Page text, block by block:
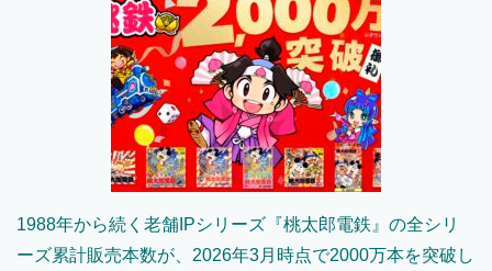
1988年から続く老舗IPシリーズ『桃太郎電鉄』の全シリ
ーズ累計販売本数が、2026年3月時点で2000万本を突破し